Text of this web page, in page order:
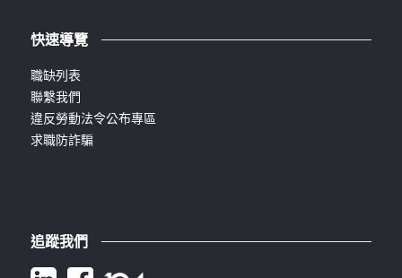
快速導覽
職缺列表
聯繫我們
違反勞動法令公布專區
求職防詐騙
追蹤我們